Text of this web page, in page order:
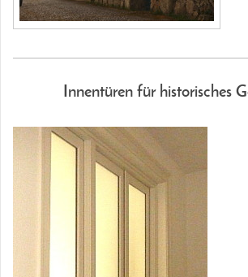
Innentüren für historisches